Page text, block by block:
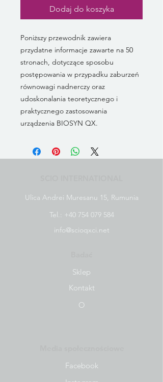
Dodaj do koszyka
Poniższy przewodnik zawiera
przydatne informacje zawarte na 50
stronach, dotyczące sposobu
postępowania w przypadku zaburzeń
równowagi nadnerczy oraz
udoskonalania teoretycznego i
praktycznego zastosowania
urządzenia BIOSYN QX.
Ulica Andrei Muresanu 15, Rumunia
Tel.: +40 754 079 584
info@scioqxci.net
Sklep
Kontakt
O
Facebook